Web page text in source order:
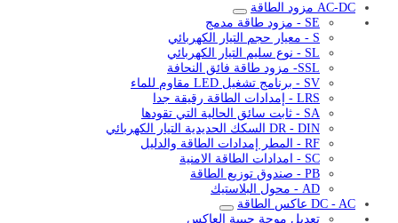
AC-DC مزود الطاقة
SE - مزود طاقة مدمج
S - معيار حجم التيار الكهربائي
SL - نوع سليم التيار الكهربائي
SSL- مزود طاقة فائق النحافة
SV - برنامج تشغيل LED مقاوم للماء
LRS - إمدادات الطاقة رقيقة جدا
SA - ثابت سائق الحالية التي تقودها
DR - DIN السكك الحديدية التيار الكهربائي
RF - المطر إمدادات الطاقة والدليل
SC - امدادات الطاقة الامنية
PB - صندوق توزيع الطاقة
AD - محول البلاستيك
DC - AC عاكس الطاقة
تعديل موجة جيبية العاكس